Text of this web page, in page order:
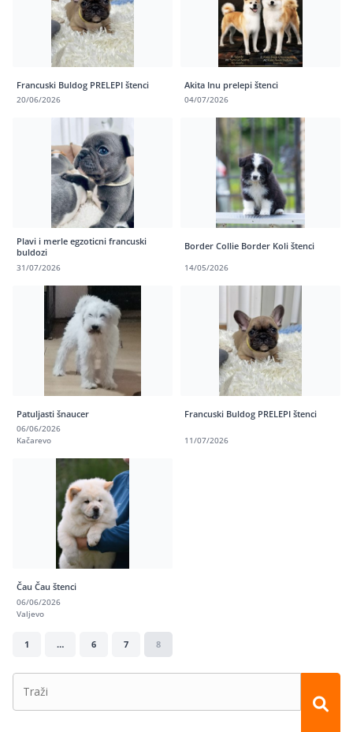
Francuski Buldog PRELEPI štenci
20/06/2026
Akita Inu prelepi štenci
04/07/2026
Plavi i merle egzoticni francuski
buldozi
31/07/2026
Border Collie Border Koli štenci
14/05/2026
Patuljasti šnaucer
06/06/2026
Kačarevo
Francuski Buldog PRELEPI štenci
11/07/2026
Čau Čau štenci
06/06/2026
Valjevo
1 … 6 7 8